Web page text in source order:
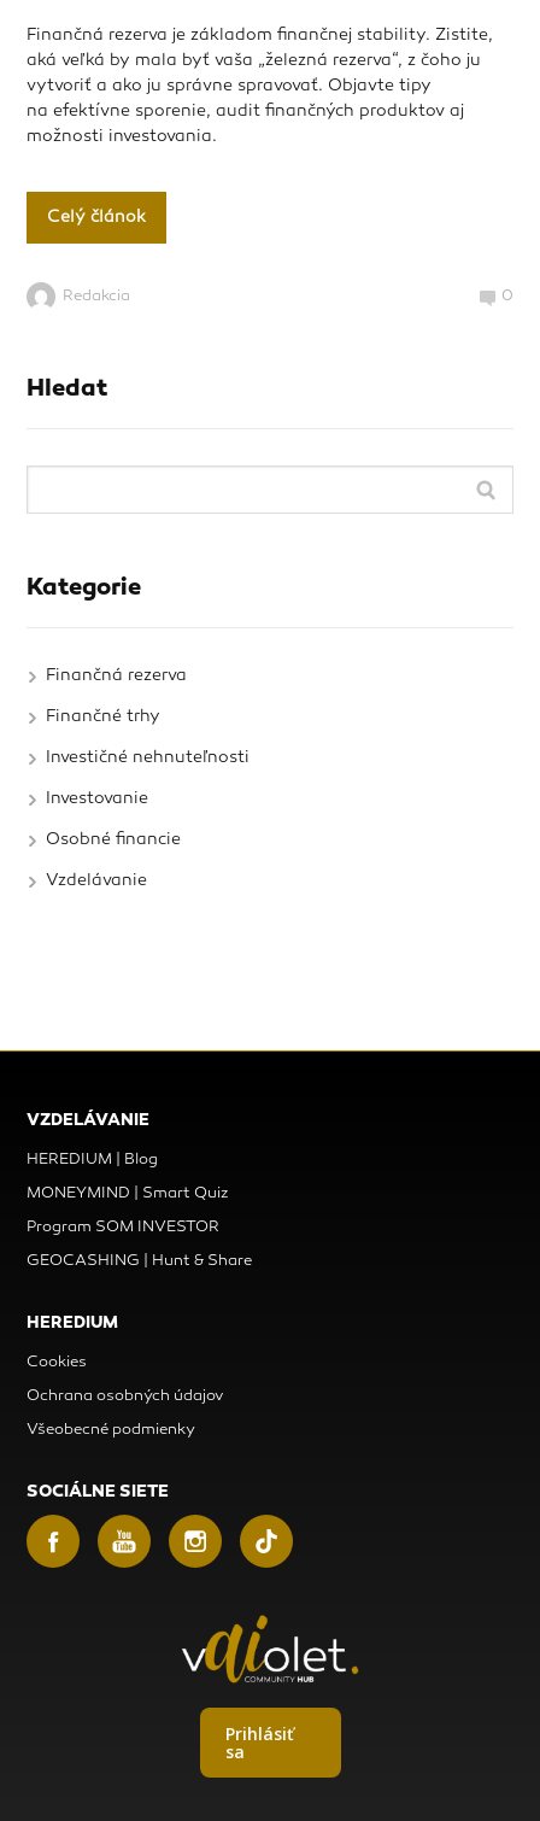
Finančná rezerva je základom finančnej stability. Zistite,
aká veľká by mala byť vaša „železná rezerva“, z čoho ju
vytvoriť a ako ju správne spravovať. Objavte tipy
na efektívne sporenie, audit finančných produktov aj
možnosti investovania.
Celý článok
Redakcia 0
Hledat
Kategorie
Finančná rezerva
Finančné trhy
Investičné nehnuteľnosti
Investovanie
Osobné financie
Vzdelávanie
VZDELÁVANIE
HEREDIUM | Blog
MONEYMIND | Smart Quiz
Program SOM INVESTOR
GEOCASHING | Hunt & Share
HEREDIUM
Cookies
Ochrana osobných údajov
Všeobecné podmienky
SOCIÁLNE SIETE
Prihlásiť
sa